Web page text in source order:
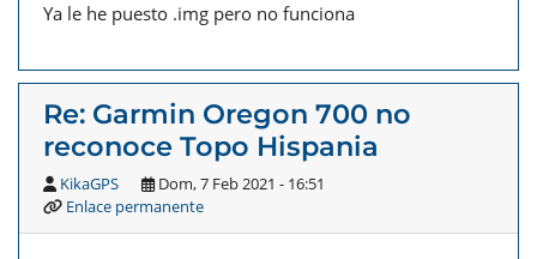
Ya le he puesto .img pero no funciona
Re: Garmin Oregon 700 no
reconoce Topo Hispania
KikaGPS
Dom, 7 Feb 2021 - 16:51
Enlace permanente